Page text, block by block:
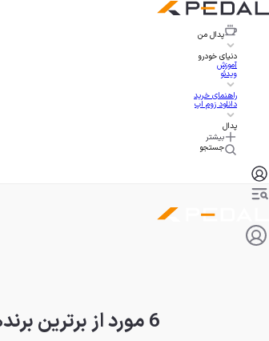
پدال من
دنیای خودرو
آموزش
ویدئو
راهنمای خرید
دانلود زوم اپ
پدال
بیشتر
جستجو
6 مورد از برترین برندهای دوچرخه در 2024